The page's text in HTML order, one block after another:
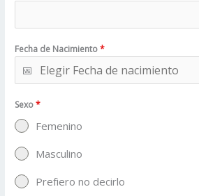
Fecha de Nacimiento*
Sexo*
Femenino
Masculino
Prefiero no decirlo